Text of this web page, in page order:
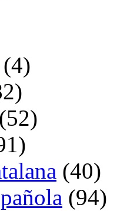
(4)
(52)
(40)
(94)